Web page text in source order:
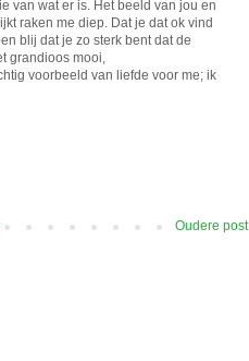
van wat er is. Het beeld van jou en
raken me diep. Dat je dat ok vind
blij dat je zo sterk bent dat de
grandioos mooi,
voorbeeld van liefde voor me; ik
Oudere post